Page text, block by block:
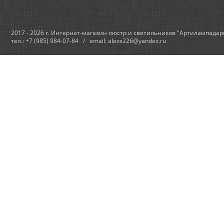
2017 - 2026 г. Интернет-магазин люстр и светильников
тел.: +7 (985) 984-07-84 / email: alexs226@yandex.ru